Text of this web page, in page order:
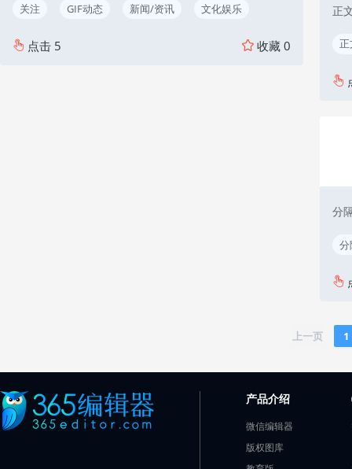
关注 GIF动态 新闻/资讯 文化娱乐
点击 5 收藏 0
正
正
分
分
上一页 1
产品介绍
微信编辑器
版权图库